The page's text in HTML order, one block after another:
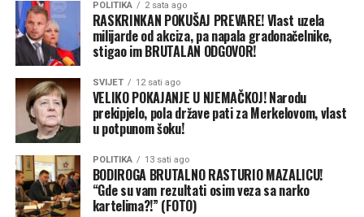
(BN)
POLITIKA 2 sata ago
RASKRINKAN POKUŠAJ PREVARE! Vlast uzela
milijarde od akciza, pa napala gradonačelnike,
stigao im BRUTALAN ODGOVOR!
SVIJET 12 sati ago
VELIKO POKAJANJE U NJEMAČKOJ! Narodu
prekipjelo, pola države pati za Merkelovom, vlast
u potpunom šoku!
POLITIKA 13 sati ago
BODIROGA BRUTALNO RASTURIO MAZALICU!
“Gde su vam rezultati osim veza sa narko
kartelima?!” (FOTO)